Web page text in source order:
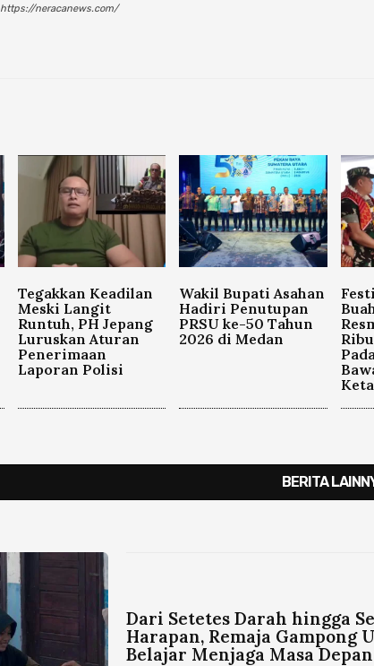
https://neracanews.com/
Tegakkan Keadilan
Meski Langit
Runtuh, PH Jepang
Luruskan Aturan
Penerimaan
Laporan Polisi
Wakil Bupati Asahan
Hadiri Penutupan
PRSU ke-50 Tahun
2026 di Medan
BERITA
Dari Setetes Darah hingga
Harapan, Remaja Gampong
Belajar Menjaga Masa Depan